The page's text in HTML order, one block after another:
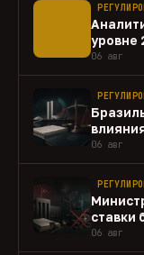
уровне
06 авг
06 авг
ставки
06 авг